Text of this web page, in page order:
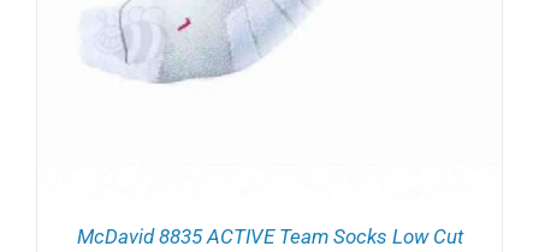
McDavid 8835 ACTIVE Team Socks Low Cut